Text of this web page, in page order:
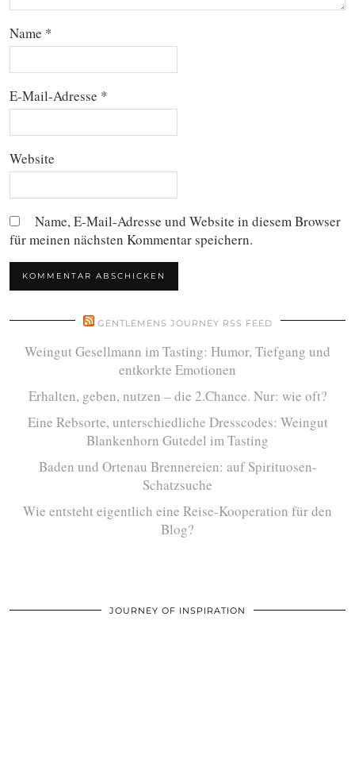
Name *
E-Mail-Adresse *
Website
Name, E-Mail-Adresse und Website in diesem Browser
für meinen nächsten Kommentar speichern.
GENTLEMENS JOURNEY RSS FEED
Weingut Gesellmann im Tasting: Humor, Tiefgang und
entkorkte Emotionen
Erhalten, geben, nutzen – die 2.Chance. Nur: wie oft?
Eine Rebsorte, unterschiedliche Dresscodes: Weingut
Blankenhorn Gutedel im Tasting
Baden und Ortenau Brennereien: auf Spirituosen-
Schatzsuche
Wie entsteht eigentlich eine Reise-Kooperation für den
Blog?
JOURNEY OF INSPIRATION